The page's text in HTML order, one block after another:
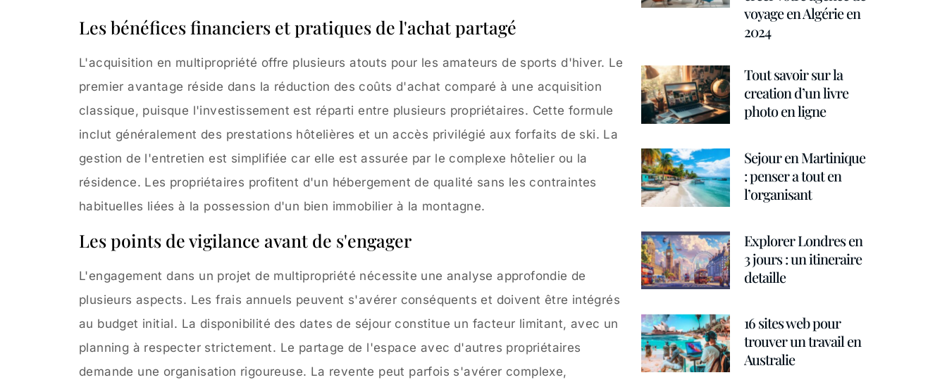
Les bénéfices financiers et pratiques de l'achat partagé
L'acquisition en multipropriété offre plusieurs atouts pour les amateurs de sports d'hiver. Le
premier avantage réside dans la réduction des coûts d'achat comparé à une acquisition
classique, puisque l'investissement est réparti entre plusieurs propriétaires. Cette formule
inclut généralement des prestations hôtelières et un accès privilégié aux forfaits de ski. La
gestion de l'entretien est simplifiée car elle est assurée par le complexe hôtelier ou la
résidence. Les propriétaires profitent d'un hébergement de qualité sans les contraintes
habituelles liées à la possession d'un bien immobilier à la montagne.
Les points de vigilance avant de s'engager
L'engagement dans un projet de multipropriété nécessite une analyse approfondie de
plusieurs aspects. Les frais annuels peuvent s'avérer conséquents et doivent être intégrés
au budget initial. La disponibilité des dates de séjour constitue un facteur limitant, avec un
planning à respecter strictement. Le partage de l'espace avec d'autres propriétaires
demande une organisation rigoureuse. La revente peut parfois s'avérer complexe,
voyage en Algérie en
2024
Tout savoir sur la
creation d’un livre
photo en ligne
Sejour en Martinique
: penser a tout en
l’organisant
Explorer Londres en
3 jours : un itineraire
detaille
16 sites web pour
trouver un travail en
Australie